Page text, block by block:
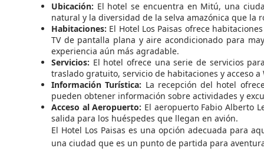
Ubicación: El hotel se encuentra en Mitú, una
natural y la diversidad de la selva amazónica que la
Habitaciones: El Hotel Los Paisas ofrece
TV de pantalla plana y aire acondicionado para
experiencia aún más agradable.
Servicios: El hotel ofrece una serie de servicios
traslado gratuito, servicio de habitaciones y acceso
Información Turística: La recepción del hotel
pueden obtener información sobre actividades y
Acceso al Aeropuerto: El aeropuerto Fabio Alberto
salida para los huéspedes que llegan en avión.
El Hotel Los Paisas es una opción adecuada para
una ciudad que es un punto de partida para